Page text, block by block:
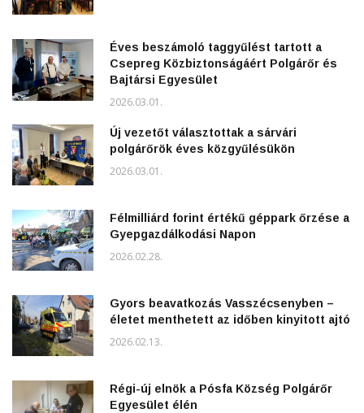
Éves beszámoló taggyűlést tartott a
Csepreg Közbiztonságáért Polgárőr és
Bajtársi Egyesület
2026.03.01.
Új vezetőt választottak a sárvári
polgárőrök éves közgyűlésükön
2026.03.01.
Félmilliárd forint értékű géppark őrzése a
Gyepgazdálkodási Napon
2026.02.28.
Gyors beavatkozás Vasszécsenyben –
életet menthetett az időben kinyitott ajtó
2026.02.13.
Régi-új elnök a Pósfa Község Polgárőr
Egyesület élén